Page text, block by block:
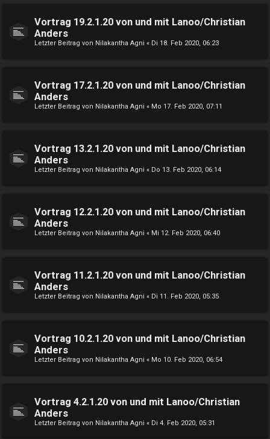
Vortrag 19.2.1.20 von und mit Lanoo/Christian
Anders
Letzter Beitrag von Nilakantha Agni « Di 18. Feb 2020, 06:23
Vortrag 17.2.1.20 von und mit Lanoo/Christian
Anders
Letzter Beitrag von Nilakantha Agni « Mo 17. Feb 2020, 07:11
Vortrag 13.2.1.20 von und mit Lanoo/Christian
Anders
Letzter Beitrag von Nilakantha Agni « Do 13. Feb 2020, 06:14
Vortrag 12.2.1.20 von und mit Lanoo/Christian
Anders
Letzter Beitrag von Nilakantha Agni « Mi 12. Feb 2020, 06:40
Vortrag 11.2.1.20 von und mit Lanoo/Christian
Anders
Letzter Beitrag von Nilakantha Agni « Di 11. Feb 2020, 05:35
Vortrag 10.2.1.20 von und mit Lanoo/Christian
Anders
Letzter Beitrag von Nilakantha Agni « Mo 10. Feb 2020, 06:54
Vortrag 4.2.1.20 von und mit Lanoo/Christian
Anders
Letzter Beitrag von Nilakantha Agni « Di 4. Feb 2020, 05:31